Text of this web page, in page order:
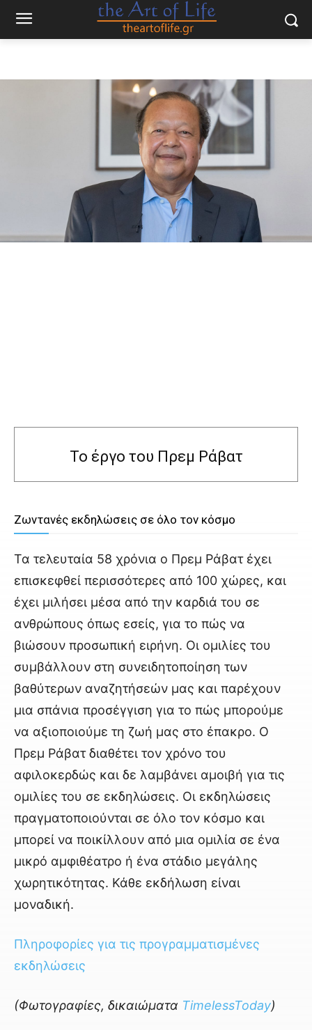
Το έργο του Πρεμ Ράβατ
Ζωντανές εκδηλώσεις σε όλο τον κόσμο
Τα τελευταία 58 χρόνια ο Πρεμ Ράβατ έχει
επισκεφθεί περισσότερες από 100 χώρες, και
έχει μιλήσει μέσα από την καρδιά του σε
ανθρώπους όπως εσείς, για το πώς να
βιώσουν προσωπική ειρήνη. Οι ομιλίες του
συμβάλλουν στη συνειδητοποίηση των
βαθύτερων αναζητήσεών μας και παρέχουν
μια σπάνια προσέγγιση για το πώς μπορούμε
να αξιοποιούμε τη ζωή μας στο έπακρο. Ο
Πρεμ Ράβατ διαθέτει τον χρόνο του
αφιλοκερδώς και δε λαμβάνει αμοιβή για τις
ομιλίες του σε εκδηλώσεις. Οι εκδηλώσεις
πραγματοποιούνται σε όλο τον κόσμο και
μπορεί να ποικίλλουν από μια ομιλία σε ένα
μικρό αμφιθέατρο ή ένα στάδιο μεγάλης
χωρητικότητας. Κάθε εκδήλωση είναι
μοναδική.
Πληροφορίες για τις προγραμματισμένες
εκδηλώσεις
(Φωτογραφίες, δικαιώματα TimelessToday)